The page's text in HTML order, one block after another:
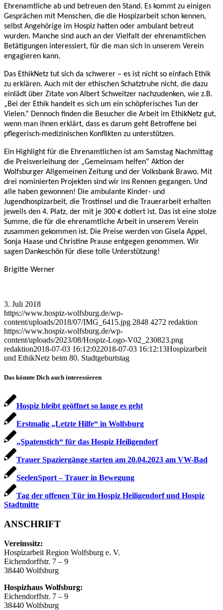
Ehrenamtliche ab und betreuen den Stand. Es kommt zu einigen
Gesprächen mit Menschen, die die Hospizarbeit schon kennen,
selbst Angehörige im Hospiz hatten oder ambulant betreut
wurden. Manche sind auch an der Vielfalt der ehrenamtlichen
Betätigungen interessiert, für die man sich in unserem Verein
engagieren kann.
Das EthikNetz tut sich da schwerer – es ist nicht so einfach Ethik
zu erklären. Auch mit der ethischen Schatztruhe nicht, die dazu
einlädt über Zitate von Albert Schweitzer nachzudenken, wie z.B.
„Bei der Ethik handelt es sich um ein schöpferisches Tun der
Vielen.“ Dennoch finden die Besucher die Arbeit im EthikNetz gut,
wenn man ihnen erklärt, dass es darum geht Betroffene bei
pflegerisch-medizinischen Konflikten zu unterstützen.
Ein Highlight für die Ehrenamtlichen ist am Samstag Nachmittag
die Preisverleihung der „Gemeinsam helfen“ Aktion der
Wolfsburger Allgemeinen Zeitung und der Volksbank Brawo. Mit
drei nominierten Projekten sind wir ins Rennen gegangen. Und
alle haben gewonnen! Die ambulante Kinder- und
Jugendhospizarbeit, die Trostinsel und die Trauerarbeit erhalten
jeweils den 4. Platz, der mit je 300 € dotiert ist. Das ist eine stolze
Summe, die für die ehrenamtliche Arbeit in unserem Verein
zusammen gekommen ist. Die Preise werden von Gisela Appel,
Sonja Haase und Christine Prause entgegen genommen. Wir
sagen Dankeschön für diese tolle Unterstützung!
Brigitte Werner
3. Juli 2018
https://www.hospiz-wolfsburg.de/wp-
content/uploads/2018/07/IMG_6415.jpg 2848 4272 redaktion
https://www.hospiz-wolfsburg.de/wp-
content/uploads/2023/08/Hospiz-Logo-V02_230823.png
redaktion2018-07-03 16:12:022018-07-03 16:12:13Hospizarbeit
und EthikNetz beim 80. Stadtgeburtstag
Das könnte Dich auch interessieren
Hospiz bleibt geöffnet so lange es geht
Erstmalig „Letzte Hilfe“ in Wolfsburg
„Spatenstich“ für das Hospiz Heiligendorf
Trauer Spaziergänge starten am 20.04.2023 am VW-Bad
SeelenSport – Trauer in Bewegung
Tag der offenen Tür im Hospiz Heiligendorf und Hospiz
Stadtmitte
ANSCHRIFT
Vereinssitz:
Hospizarbeit Region Wolfsburg e. V.
Eichendorffstr. 7 – 9
38440 Wolfsburg
Hospizhaus Wolfsburg:
Eichendorffstr. 7 – 9
38440 Wolfsburg